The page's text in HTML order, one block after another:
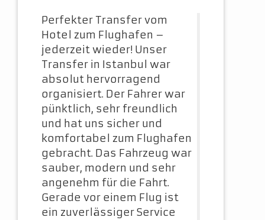
Perfekter Transfer vom
Hotel zum Flughafen –
jederzeit wieder! Unser
Transfer in Istanbul war
absolut hervorragend
organisiert. Der Fahrer war
pünktlich, sehr freundlich
und hat uns sicher und
komfortabel zum Flughafen
gebracht. Das Fahrzeug war
sauber, modern und sehr
angenehm für die Fahrt.
Gerade vor einem Flug ist
ein zuverlässiger Service